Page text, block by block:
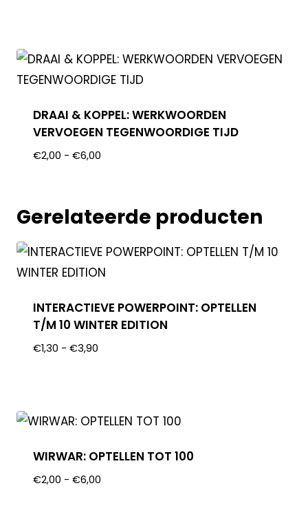
DRAAI & KOPPEL: WERKWOORDEN
VERVOEGEN TEGENWOORDIGE TIJD
€2,00 - €6,00
Gerelateerde producten
INTERACTIEVE POWERPOINT: OPTELLEN
T/M 10 WINTER EDITION
€1,30 - €3,90
WIRWAR: OPTELLEN TOT 100
€2,00 - €6,00